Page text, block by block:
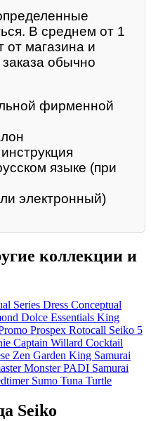
В среднем от 1
от магазина и
обычно
фирменной
языке (при
электронный)
коллекции и
Series Dress Conceptual
Dolce Essentials King
Prospex Rotocall Seiko 5
Captain Willard Cocktail
Zen Garden King Samurai
MonsterPADI Samurai
Sumo Tuna Turtle
Seiko